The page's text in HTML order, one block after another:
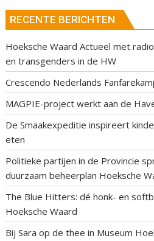
RECENTE BERICHTEN
Hoeksche Waard Actueel met
en transgenders in de HW
Crescendo Nederlands
MAGPIE-project werkt aan de
De Smaakexpeditie inspireert
eten
Politieke partijen in de Provincie
duurzaam beheerplan Hoeksche
The Blue Hitters: dé honk- en
Hoeksche Waard
Bij Sara op de thee in Museum